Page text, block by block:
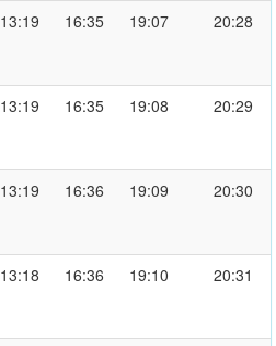
13:19 16:35 19:07 20:28
13:19 16:35 19:08 20:29
13:19 16:36 19:09 20:30
13:18 16:36 19:10 20:31